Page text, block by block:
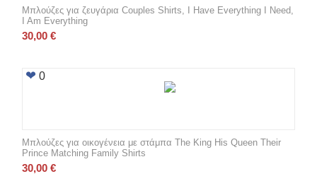
Μπλούζες για ζευγάρια Couples Shirts, I Have Everything I Need,
I Am Everything
30,00 €
0
Μπλούζες για οικογένεια με στάμπα The King His Queen Their
Prince Matching Family Shirts
30,00 €